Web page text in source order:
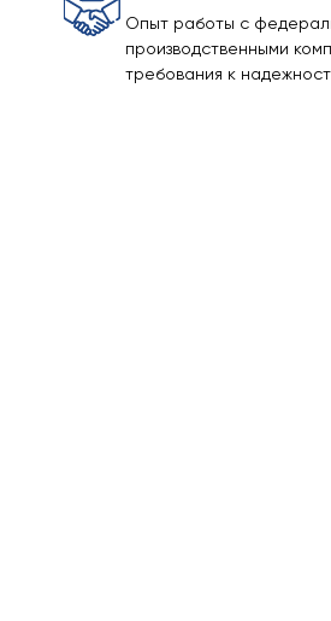
Опыт работы с
производственными
требования к